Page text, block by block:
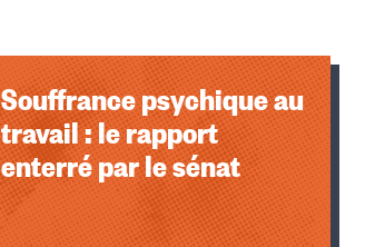
Souffrance psychique au
travail : le rapport
enterré par le sénat